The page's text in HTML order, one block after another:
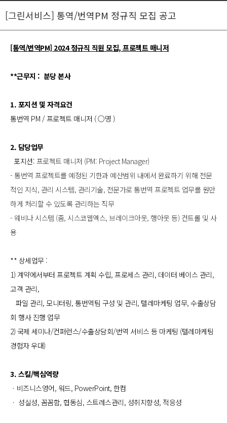
[그린서비스] 통역/번역PM 정규직 모집 공고
[통역/번역PM] 2024 정규직 직원 모집, 프로젝트 매니저
**근무지 : 분당 본사
1. 포지션 및 자격요건
통번역 PM / 프로젝트 매니저 ( ○명 )
2. 담당업무
포지션: 프로젝트 매니저 (PM: Project Manager)
- 통번역 프로젝트를 예정된 기한과 예산범위 내에서 완료하기 위해 전문
적인 지식, 관리 시스템, 관리기술, 전문가로 통번역 프로젝트 업무를 원만
하게 처리할 수 있도록 관리하는 직무
- 웨비나 시스템 (줌, 시스코웹엑스, 브레이크아웃, 행아웃 등) 컨트롤 및 사
용
** 상세업무 :
1) 계약에서부터 프로젝트 계획 수립, 프로세스 관리, 데이터 베이스 관리,
고객 관리,
파일 관리, 모니터링, 통번역팀 구성 및 관리, 텔레마케팅 업무, 수출상담
회 행사 진행 업무
2) 국제 세미나/컨퍼런스/수출상담회/번역 서비스 등 마케팅 (텔레마케팅
경험자 우대)
3. 스킬/핵심역량
ㆍ비즈니스영어, 워드, PowerPoint, 한컴
ㆍ 성실성, 꼼꼼함, 협동심, 스트레스관리, 성취지향성, 적응성